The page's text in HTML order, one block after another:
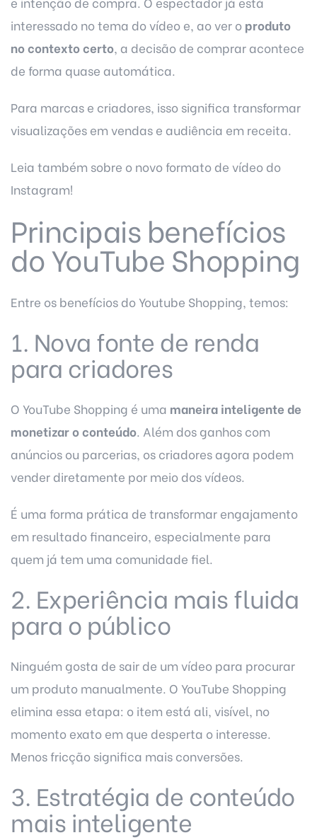
interessado no tema do vídeo e, ao ver o produto
no contexto certo, a decisão de comprar acontece
de forma quase automática.
Para marcas e criadores, isso significa transformar
visualizações em vendas e audiência em receita.
Leia também sobre o novo formato de vídeo do
Instagram!
Principais benefícios
do YouTube Shopping
Entre os benefícios do Youtube Shopping, temos:
1. Nova fonte de renda
para criadores
O YouTube Shopping é uma maneira inteligente de
monetizar o conteúdo. Além dos ganhos com
anúncios ou parcerias, os criadores agora podem
vender diretamente por meio dos vídeos.
É uma forma prática de transformar engajamento
em resultado financeiro, especialmente para
quem já tem uma comunidade fiel.
2. Experiência mais fluida
para o público
Ninguém gosta de sair de um vídeo para procurar
um produto manualmente. O YouTube Shopping
elimina essa etapa: o item está ali, visível, no
momento exato em que desperta o interesse.
Menos fricção significa mais conversões.
3. Estratégia de conteúdo
mais inteligente